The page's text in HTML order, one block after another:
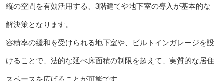
縦の空間を有効活用する、3階建てや地下室の導入が基本的な
解決策となります。
容積率の緩和を受けられる地下室や、ビルトインガレージを設
けることで、法的な延べ床面積の制限を超えて、実質的な居住
スペースを広げることが可能です。